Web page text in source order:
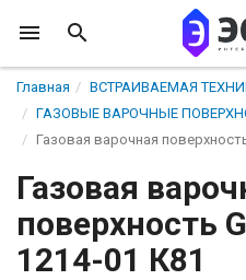
Главная ВСТРАИВАЕМАЯ
ГАЗОВЫЕ ВАРОЧНЫЕ
Газовая варочная
Газовая
поверхность
1214-01 К81